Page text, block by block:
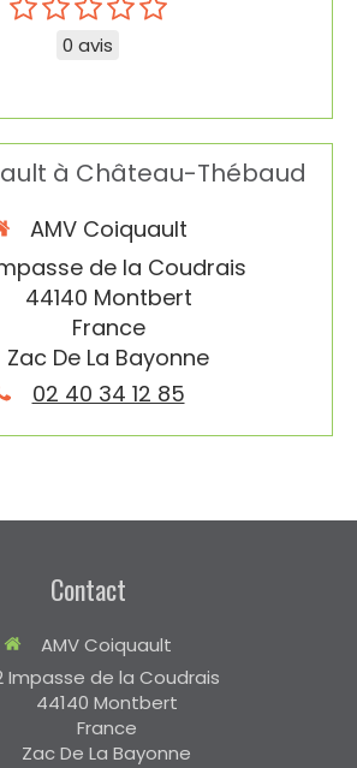
0 avis
à Château-Thébaud
AMV Coiquault
de la Coudrais
44140 Montbert
France
Zac De La Bayonne
02 40 34 12 85
Contact
AMV Coiquault
Impasse de la Coudrais
44140 Montbert
France
Zac De La Bayonne